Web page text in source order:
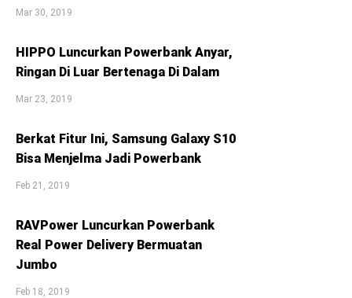
Mar 30, 2019
HIPPO Luncurkan Powerbank Anyar,
Ringan Di Luar Bertenaga Di Dalam
Mar 23, 2019
Berkat Fitur Ini, Samsung Galaxy S10
Bisa Menjelma Jadi Powerbank
Feb 21, 2019
RAVPower Luncurkan Powerbank
Real Power Delivery Bermuatan
Jumbo
Feb 18, 2019